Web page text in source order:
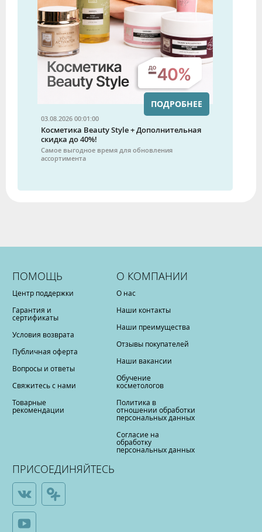
03.08.2026 00:01:00
Косметика Beauty Style + Дополнительная
скидка до 40%!
Самое выгодное время для обновления
ассортимента
ПОДРОБНЕЕ
ПОМОЩЬ
Центр поддержки
Гарантия и
сертификаты
Условия возврата
Публичная оферта
Вопросы и ответы
Свяжитесь с нами
Товарные
рекомендации
О КОМПАНИИ
О нас
Наши контакты
Наши преимущества
Отзывы покупателей
Наши вакансии
Обучение
косметологов
Политика в
отношении обработки
персональных данных
Согласие на
обработку
персональных данных
ПРИСОЕДИНЯЙТЕСЬ